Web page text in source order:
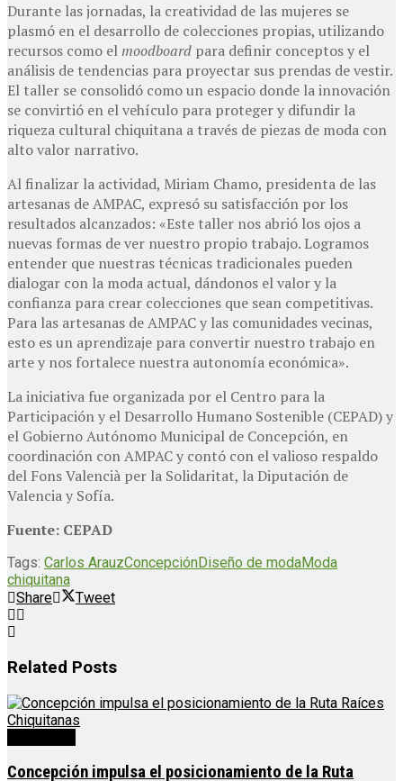
Durante las jornadas, la creatividad de las mujeres se
plasmó en el desarrollo de colecciones propias, utilizando
recursos como elmoodboard para definir conceptos y el
análisis de tendencias para proyectar sus prendas de vestir.
El taller se consolidó como un espacio donde la innovación
se convirtió en el vehículo para proteger y difundir la
riqueza cultural chiquitana a través de piezas de moda con
alto valor narrativo.
Al finalizar la actividad, Miriam Chamo, presidenta de las
artesanas de AMPAC, expresó su satisfacción por los
resultados alcanzados: «Este taller nos abrió los ojos a
nuevas formas de ver nuestro propio trabajo. Logramos
entender que nuestras técnicas tradicionales pueden
dialogar con la moda actual, dándonos el valor y la
confianza para crear colecciones que sean competitivas.
Para las artesanas de AMPAC y las comunidades vecinas,
esto es un aprendizaje para convertir nuestro trabajo en
arte y nos fortalece nuestra autonomía económica».
La iniciativa fue organizada por el Centro para la
Participación y el Desarrollo Humano Sostenible (CEPAD) y
el Gobierno Autónomo Municipal de Concepción, en
coordinación con AMPAC y contó con el valioso respaldo
del Fons Valencià per la Solidaritat, la Diputación de
Valencia y Sofía.
Fuente: CEPAD
Tags: Carlos ArauzConcepciónDiseño de modaModa
chiquitana
Share
Tweet
Related Posts
Concepción impulsa el posicionamiento de la Ruta